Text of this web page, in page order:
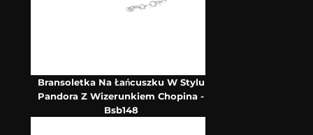
Bransoletka Na Łańcuszku W Stylu
Pandora Z Wizerunkiem Chopina -
Bsb148